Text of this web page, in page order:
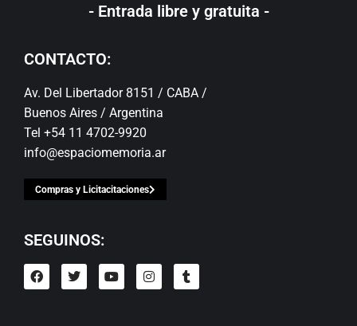
- Entrada libre y gratuita -
CONTACTO:
Av. Del Libertador 8151 / CABA /
Buenos Aires / Argentina
Tel +54 11 4702-9920
info@espaciomemoria.ar
Compras y Licitacitaciones
SEGUINOS: